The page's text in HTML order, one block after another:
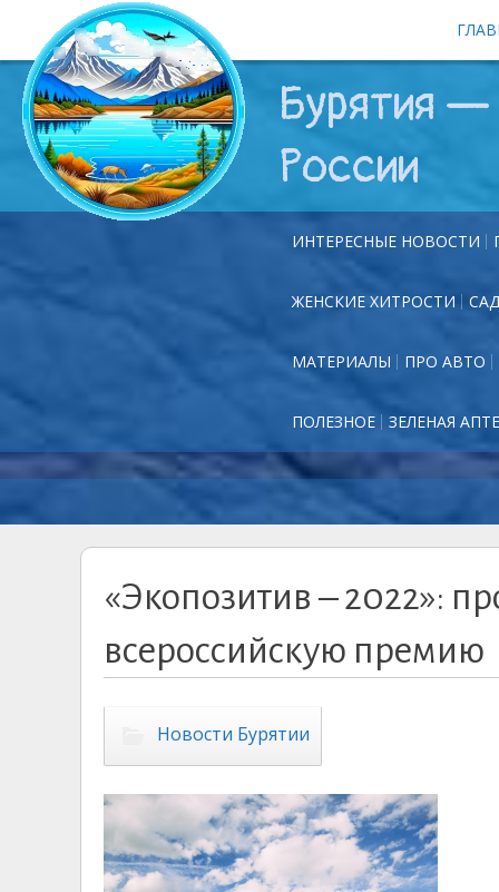
Бурятия —
России
ИНТЕРЕСНЫЕ НОВОСТИ
ЖЕНСКИЕ ХИТРОСТИ
МАТЕРИАЛЫ ПРО АВТО
ПОЛЕЗНОЕ ЗЕЛЕНАЯ
«Экопозитив – 2022»:
всероссийскую премию
Новости Бурятии